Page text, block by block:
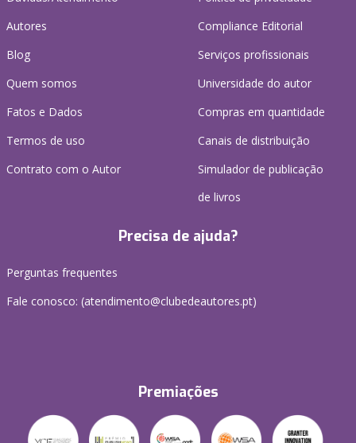
Autores
Blog
Quem somos
Fatos e Dados
Termos de uso
Contrato com o Autor
Compliance Editorial
Serviços profissionais
Universidade do autor
Compras em quantidade
Canais de distribuição
Simulador de publicação
de livros
Precisa de ajuda?
Perguntas frequentes
Fale conosco: (atendimento@clubedeautores.pt)
Premiações